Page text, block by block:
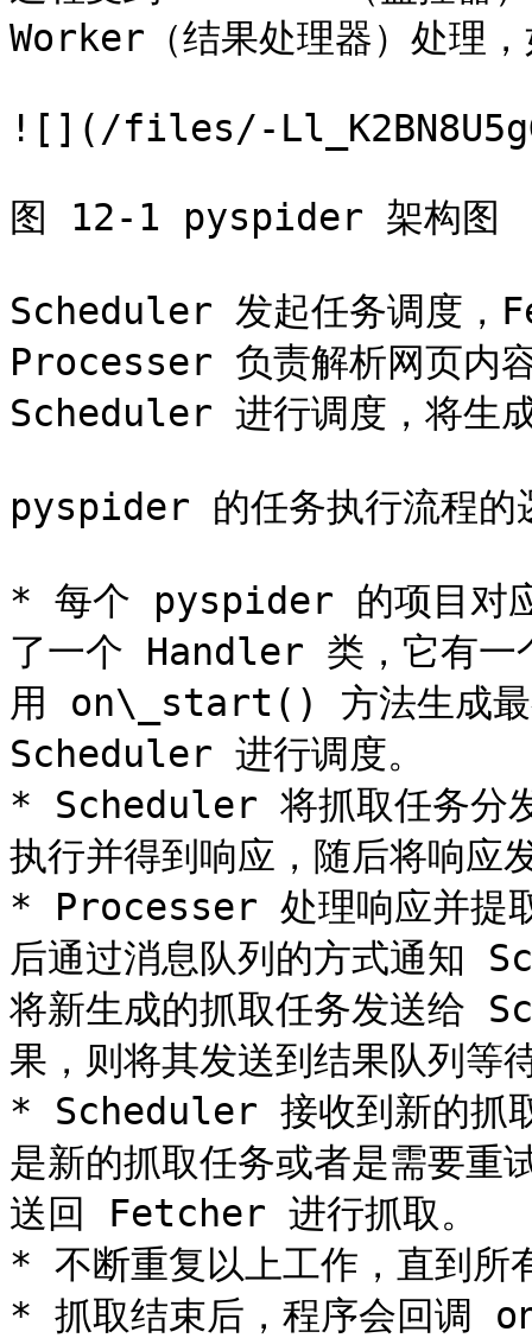
Worker（结果处理器）处理
![](/files/-
图 12-1 pyspider 架构图
Scheduler 发起任务调度，
Processer 负责解析网页内
Scheduler 进行调度，将生
pyspider 的任务执行流程的
* 每个 pyspider 的项目对
了一个 Handler 类，它有
用 on\_start() 方法生成最
Scheduler 进行调度。
* Scheduler 将抓取任务分
执行并得到响应，随后将响
* Processer 处理响应并提
后通过消息队列的方式通知
将新生成的抓取任务发送给
果，则将其发送到结果队列
* Scheduler 接收到新的抓取
是新的抓取任务或者是需要重
送回 Fetcher 进行抓取。
* 不断重复以上工作，直到所
* 抓取结束后，程序会回调